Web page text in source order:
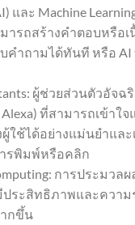
ละ Machine
มารถสร้างคำตอบหรือ
คำถามได้ทันที หรือ
ผู้ช่วยส่วนตัวอัจฉริ
Alexa) ที่สามารถเข้าใ
ใช้ได้อย่างแม่นยำแล
รพิมพ์หรือคลิก
การประมวล
ระสิทธิภาพและความ
กขึ้น